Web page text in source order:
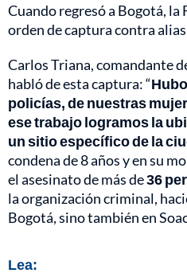
Cuando regresó a Bogotá, la
orden de captura contra alias
Carlos Triana, comandante
habló de esta captura: “
policías, de nuestras
ese trabajo logramos la
un sitio específico de la
condena de 8 años y en su
el asesinato de más de36
la organización criminal,
Bogotá, sino también en
Lea: